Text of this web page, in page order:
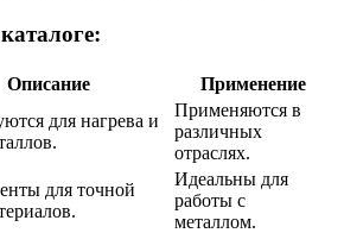
Описание
Применение
для нагрева и
Применяются в
различных
отраслях.
для точной
Идеальны для
работы с
металлом.